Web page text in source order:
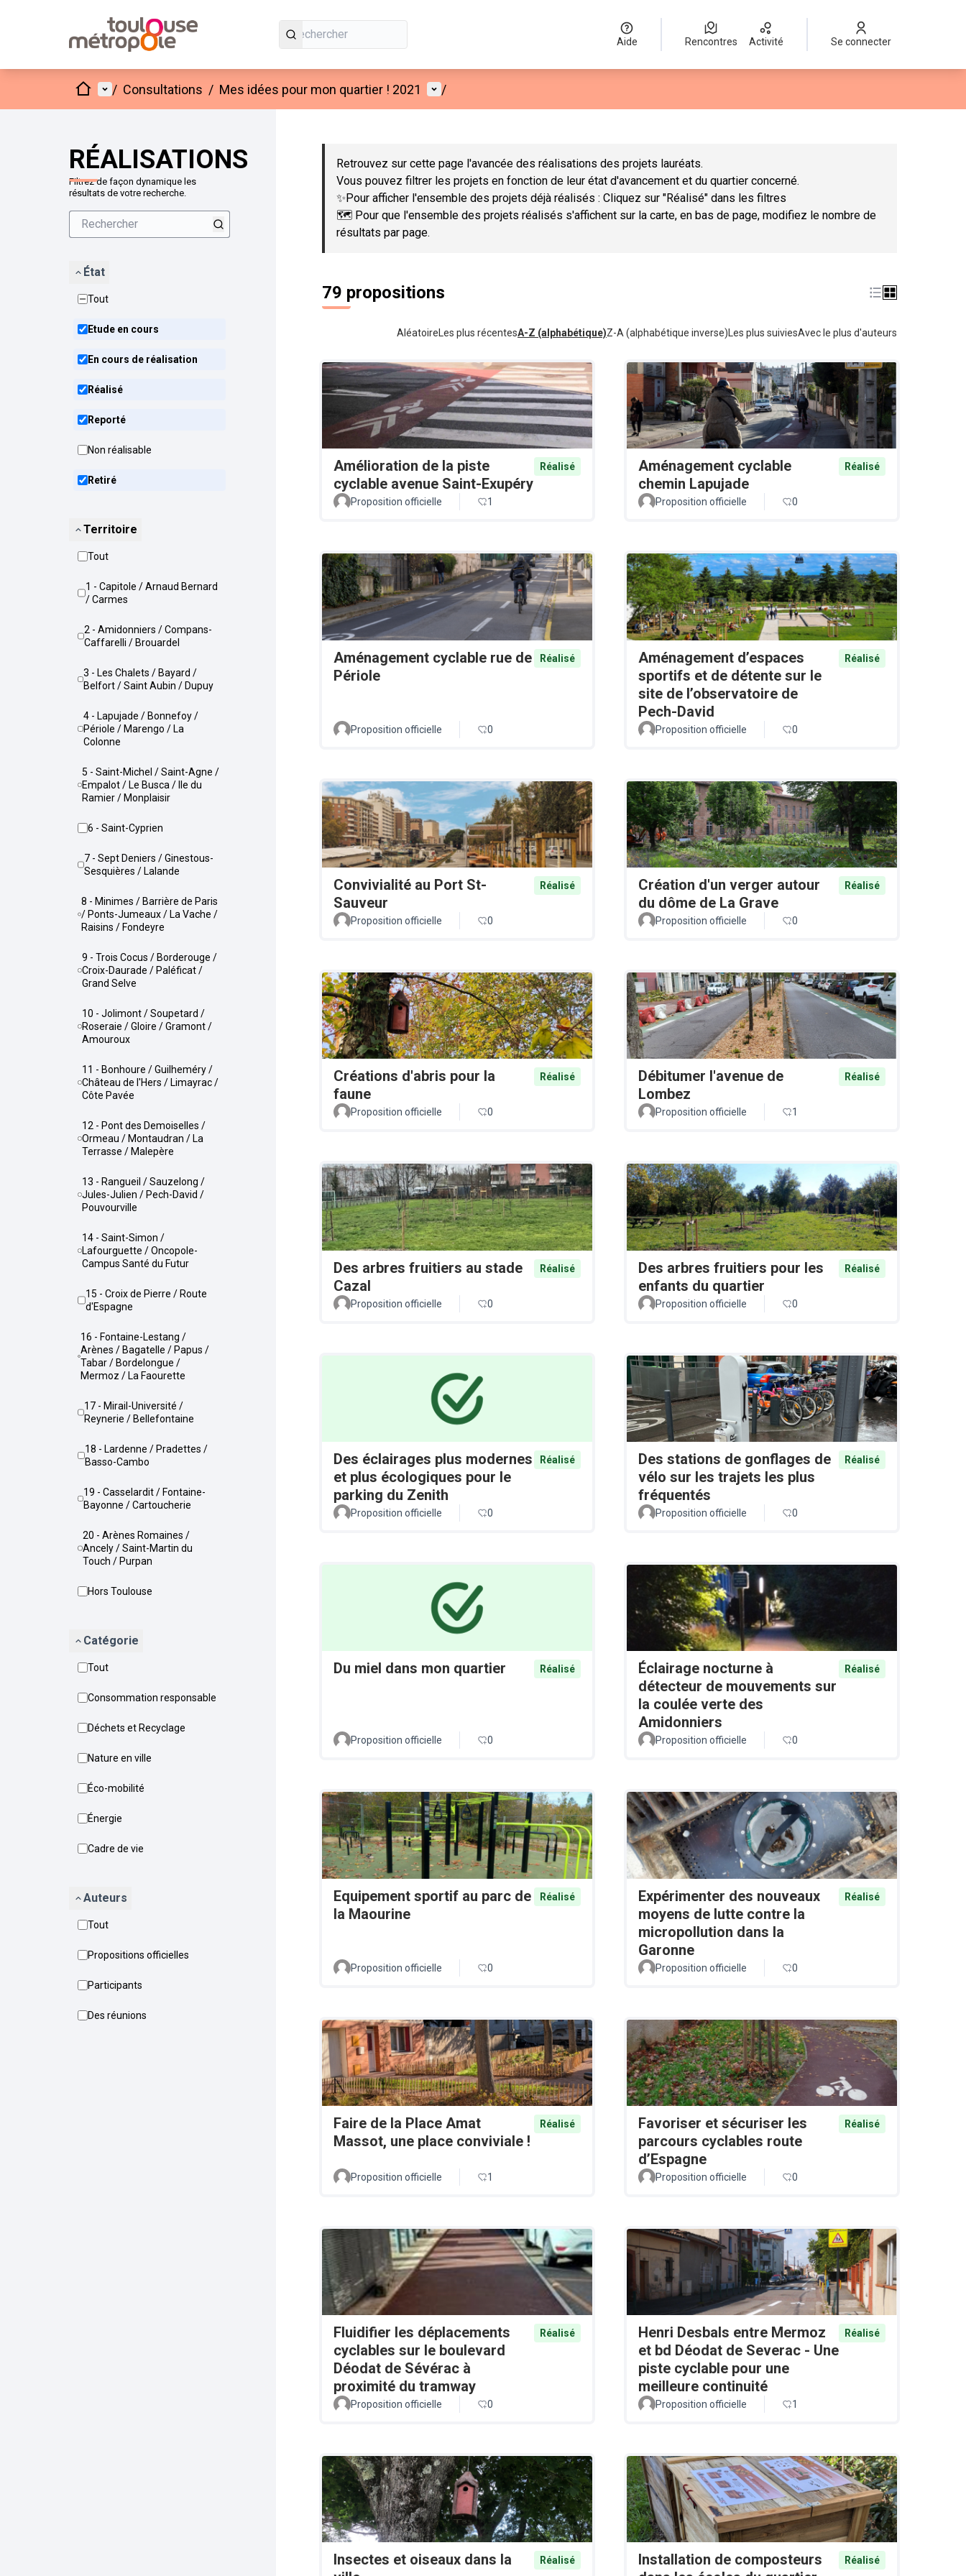
Aide Rencontres Activité Se connecter
AccueilMenu principal
/ Consultations / Mes idées pour mon quartier ! 2021 Menu utilisateur
/
RÉALISATIONS
Filtrez de façon dynamique les
résultats de votre recherche.
État
Tout
Etude en cours
En cours de réalisation
Réalisé
Reporté
Non réalisable
Retiré
Territoire
Tout
1 - Capitole / Arnaud Bernard
/ Carmes
2 - Amidonniers / Compans-
Caffarelli / Brouardel
3 - Les Chalets / Bayard /
Belfort / Saint Aubin / Dupuy
4 - Lapujade / Bonnefoy /
Périole / Marengo / La
Colonne
5 - Saint-Michel / Saint-Agne /
Empalot / Le Busca / Ile du
Ramier / Monplaisir
6 - Saint-Cyprien
7 - Sept Deniers / Ginestous-
Sesquières / Lalande
8 - Minimes / Barrière de Paris
/ Ponts-Jumeaux / La Vache /
Raisins / Fondeyre
9 - Trois Cocus / Borderouge /
Croix-Daurade / Paléficat /
Grand Selve
10 - Jolimont / Soupetard /
Roseraie / Gloire / Gramont /
Amouroux
11 - Bonhoure / Guilheméry /
Château de l'Hers / Limayrac /
Côte Pavée
12 - Pont des Demoiselles /
Ormeau / Montaudran / La
Terrasse / Malepère
13 - Rangueil / Sauzelong /
Jules-Julien / Pech-David /
Pouvourville
14 - Saint-Simon /
Lafourguette / Oncopole-
Campus Santé du Futur
15 - Croix de Pierre / Route
d'Espagne
16 - Fontaine-Lestang /
Arènes / Bagatelle / Papus /
Tabar / Bordelongue /
Mermoz / La Faourette
17 - Mirail-Université /
Reynerie / Bellefontaine
18 - Lardenne / Pradettes /
Basso-Cambo
19 - Casselardit / Fontaine-
Bayonne / Cartoucherie
20 - Arènes Romaines /
Ancely / Saint-Martin du
Touch / Purpan
Hors Toulouse
Catégorie
Tout
Consommation responsable
Déchets et Recyclage
Nature en ville
Éco-mobilité
Énergie
Cadre de vie
Auteurs
Tout
Propositions officielles
Participants
Des réunions
Passer la carte
Retrouvez sur cette page l'avancée des réalisations des projets lauréats.
Vous pouvez filtrer les projets en fonction de leur état d'avancement et du quartier concerné.
✨Pour afficher l'ensemble des projets déjà réalisés : Cliquez sur "Réalisé" dans les filtres
🗺️ Pour que l'ensemble des projets réalisés s'affichent sur la carte, en bas de page, modifiez le nombre de
résultats par page.
79 propositions
Aléatoire Les plus récentesA-Z (alphabétique)Z-A (alphabétique inverse) Les plus suiviesAvec le plus d'auteurs
Amélioration de la piste
cyclable avenue Saint-Exupéry
Réalisé
Proposition officielle 1
Aménagement cyclable
chemin Lapujade
Réalisé
Proposition officielle 0
Aménagement cyclable rue de
Périole
Réalisé
Proposition officielle 0
Aménagement d’espaces
sportifs et de détente sur le
site de l’observatoire de
Pech-David
Réalisé
Proposition officielle 0
Convivialité au Port St-
Sauveur
Réalisé
Proposition officielle 0
Création d'un verger autour
du dôme de La Grave
Réalisé
Proposition officielle 0
Créations d'abris pour la
faune
Réalisé
Proposition officielle 0
Débitumer l'avenue de
Lombez
Réalisé
Proposition officielle 1
Des arbres fruitiers au stade
Cazal
Réalisé
Proposition officielle 0
Des arbres fruitiers pour les
enfants du quartier
Réalisé
Proposition officielle 0
Des éclairages plus modernes
et plus écologiques pour le
parking du Zenith
Réalisé
Proposition officielle 0
Des stations de gonflages de
vélo sur les trajets les plus
fréquentés
Réalisé
Proposition officielle 0
Du miel dans mon quartier Réalisé
Proposition officielle 0
Éclairage nocturne à
détecteur de mouvements sur
la coulée verte des
Amidonniers
Réalisé
Proposition officielle 0
Equipement sportif au parc de
la Maourine
Réalisé
Proposition officielle 0
Expérimenter des nouveaux
moyens de lutte contre la
micropollution dans la
Garonne
Réalisé
Proposition officielle 0
Faire de la Place Amat
Massot, une place conviviale !
Réalisé
Proposition officielle 1
Favoriser et sécuriser les
parcours cyclables route
d’Espagne
Réalisé
Proposition officielle 0
Fluidifier les déplacements
cyclables sur le boulevard
Déodat de Sévérac à
proximité du tramway
Réalisé
Proposition officielle 0
Henri Desbals entre Mermoz
et bd Déodat de Severac - Une
piste cyclable pour une
meilleure continuité
Réalisé
Proposition officielle 1
Insectes et oiseaux dans la
Réalisé
Installation de composteurs
Réalisé